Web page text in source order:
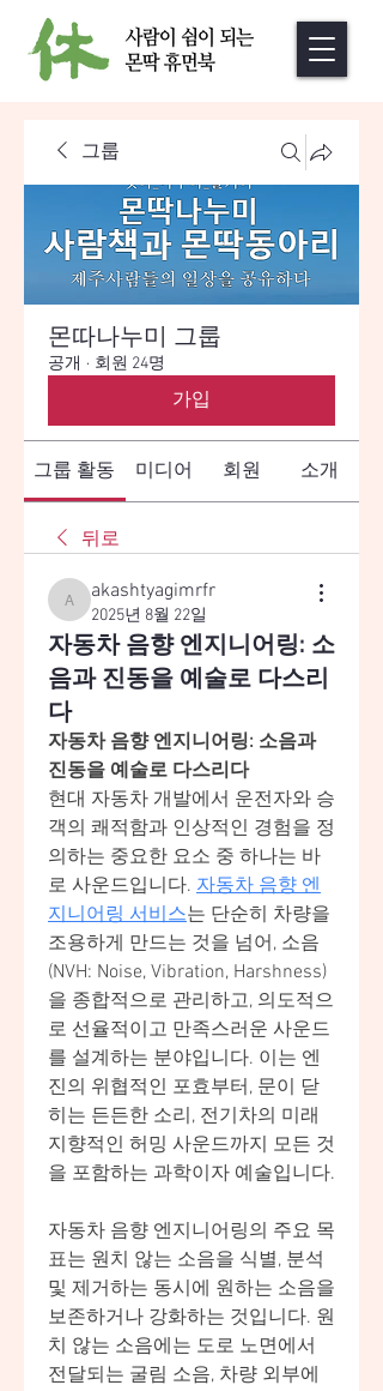
그룹
몬따나누미 그룹
공개 · 회원 24명
가입
그룹 활동 미디어 회원 소개
뒤로
akashtyagimrfr
akashtyagimrfr
2025년 8월 22일
자동차 음향 엔지니어링: 소
음과 진동을 예술로 다스리
다
자동차 음향 엔지니어링: 소음과
진동을 예술로 다스리다
현대 자동차 개발에서 운전자와 승
객의 쾌적함과 인상적인 경험을 정
의하는 중요한 요소 중 하나는 바
로 사운드입니다. 자동차 음향 엔
지니어링 서비스는 단순히 차량을
조용하게 만드는 것을 넘어, 소음
(NVH: Noise, Vibration, Harshness)
을 종합적으로 관리하고, 의도적으
로 선율적이고 만족스러운 사운드
를 설계하는 분야입니다. 이는 엔
진의 위협적인 포효부터, 문이 닫
히는 든든한 소리, 전기차의 미래
지향적인 허밍 사운드까지 모든 것
을 포함하는 과학이자 예술입니다.
자동차 음향 엔지니어링의 주요 목
표는 원치 않는 소음을 식별, 분석
및 제거하는 동시에 원하는 소음을
보존하거나 강화하는 것입니다. 원
치 않는 소음에는 도로 노면에서
전달되는 굴림 소음, 차량 외부에